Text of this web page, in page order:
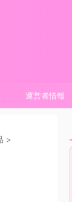
運営者情報
>